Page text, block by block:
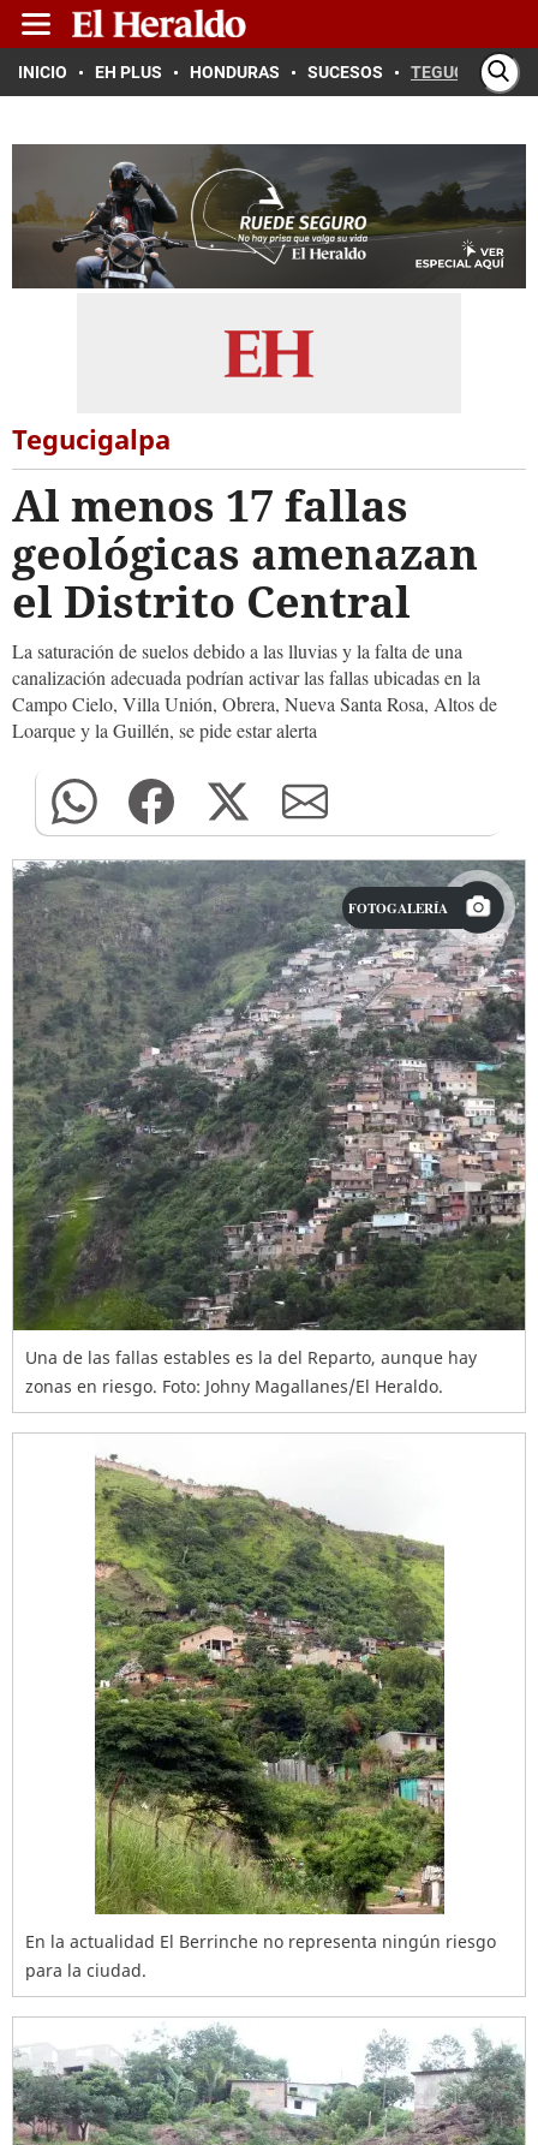
INICIO EH PLUS HONDURAS SUCESOS TEGUCIGALPA
Tegucigalpa
Al menos 17 fallas
geológicas amenazan
el Distrito Central
La saturación de suelos debido a las lluvias y la falta de una
canalización adecuada podrían activar las fallas ubicadas en la
Campo Cielo, Villa Unión, Obrera, Nueva Santa Rosa, Altos de
Loarque y la Guillén, se pide estar alerta
FOTOGALERÍA
Una de las fallas estables es la del Reparto, aunque hay
zonas en riesgo. Foto: Johny Magallanes/El Heraldo.
En la actualidad El Berrinche no representa ningún riesgo
para la ciudad.